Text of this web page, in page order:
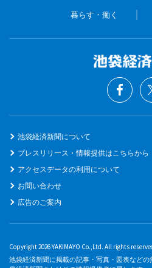
暮らす・働く
池袋経済新聞について
プレスリリース・情報提供はこちらから
アクセスデータの利用について
お問い合わせ
広告のご案内
Copyright 2026 YAKIMAYO Co.,Ltd. All rights
池袋経済新聞に掲載の記事・写真・図表など